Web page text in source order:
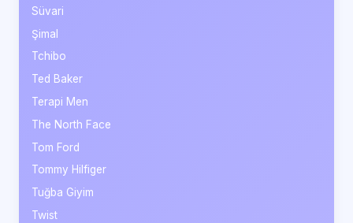
Süvari
Şimal
Tchibo
Ted Baker
Terapi Men
The North Face
Tom Ford
Tommy Hilfiger
Tuğba Giyim
Twist